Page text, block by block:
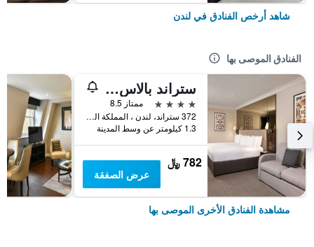
شاهد أرخص الفنادق في لندن
الفنادق الموصى بها
ستراند بالاس هوتل
4 نجوم
ممتاز 8.5
372 ستراند، لندن ، المملكة المتحدة, لندن, المملكة المتحدة
1.3 كيلومتر عن وسط المدينة
782 ﷼
عرض الصفقة
مشاهدة الفنادق الأخرى الموصى بها